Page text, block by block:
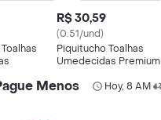
R$ 30,59
(0.51/und)
Piquitucho Toalhas
Umedecidas Premium
Menos Hoy, 8 AM•